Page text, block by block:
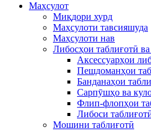
Маҳсулот
Миқдори хурд
Маҳсулоти тавсияшуда
Маҳсулоти нав
Либосҳои таблиғотӣ
Аксессуарҳои
Пешдоманҳои
Банданаҳои
Сарпӯшҳо ва
Флип-флопҳои
Либоси
Мошини таблиғотӣ